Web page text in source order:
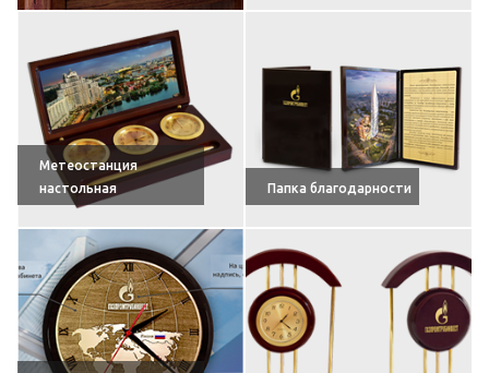
Метеостанция
настольная
Папка благодарности